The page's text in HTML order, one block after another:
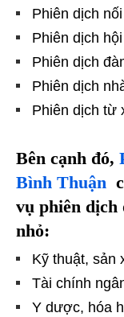
Phiên dịch
Phiên dịch
Phiên dịch
Phiên dịch
Phiên dịch từ
Bên cạnh đó,
Bình Thuận
vụ phiên dịch
nhỏ:
Kỹ thuật, sản
Tài chính
Y dược, hóa